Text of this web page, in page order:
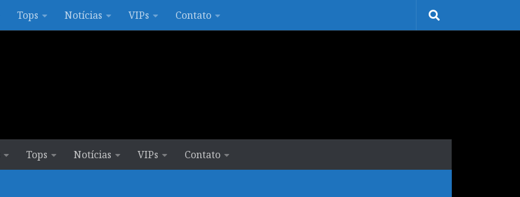
Tops Notícias VIPs Contato
Tops Notícias VIPs Contato